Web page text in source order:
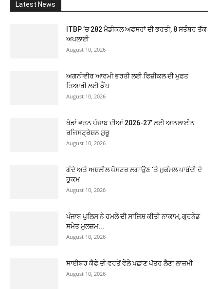
Latest News
ITBP ’ਚ 282 ਮੈਡੀਕਲ ਅਫਸਰਾਂ ਦੀ ਭਰਤੀ, 8 ਸਤੰਬਰ ਤੱਕ
ਅਪਲਾਈ
August 10, 2026
ਅਗਨੀਵੀਰ ਆਰਮੀ ਭਰਤੀ ਲਈ ਫਿਜ਼ੀਕਲ ਦੀ ਮੁਫ਼ਤ
ਤਿਆਰੀ ਲਈ ਕੈਂਪ
August 10, 2026
ਖੇਡਾਂ ਵਤਨ ਪੰਜਾਬ ਦੀਆਂ 2026-27’ ਲਈ ਆਨਲਾਈਨ
ਰਜਿਸਟ੍ਰੇਸ਼ਨ ਸ਼ੁਰੂ
August 10, 2026
ਗੰਦੇ ਅਤੇ ਅਸ਼ਲੀਲ ਪੋਸਟਰ ਲਗਾਉਣ ‘ਤੇ ਮੁਕੰਮਲ ਪਾਬੰਦੀ ਦੇ
ਹੁਕਮ
August 10, 2026
ਪੰਜਾਬ ਪੁਲਿਸ ਨੇ ਹਮਲੇ ਦੀ ਸਾਜ਼ਿਸ਼ ਕੀਤੀ ਨਾਕਾਮ, ਗ੍ਰਨੇਡ
ਸਮੇਤ ਮੁਲਜ਼ਮ...
August 10, 2026
ਸਾਈਬਰ ਕੈਫੇ ਦੀ ਵਰਤੋਂ ਵੇਲੇ ਪਛਾਣ ਪੱਤਰ ਲੈਣਾ ਲਾਜ਼ਮੀ
August 10, 2026